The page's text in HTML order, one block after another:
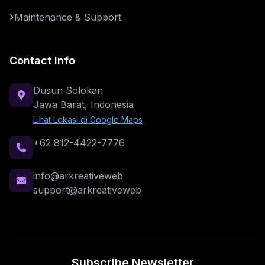
Maintenance & Support
Contact Info
Dusun Solokan
Jawa Barat, Indonesia
Lihat Lokasi di Google Maps
+62 812-4422-7776
info@arkreativeweb
support@arkreativeweb